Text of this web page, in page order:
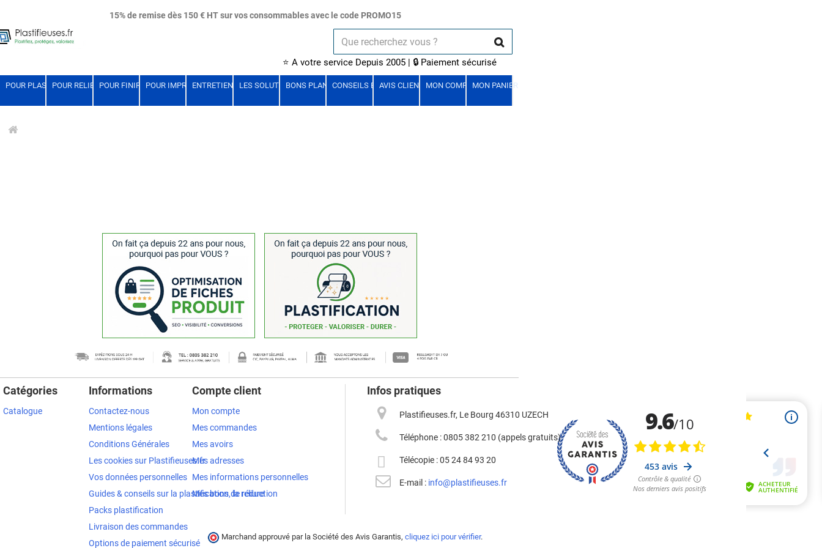
15% de remise dès 150 € HT sur vos consommables avec le code PROMO15
0805 382 210 | 🚚 Livraison 24/48h
⭐ A votre service Depuis 2005 | 🔒 Paiement sécurisé
POUR PLASTIFIERPOUR RELIER POUR FINIR LE DOCUMENTPOUR IMPRIMER VOS DOCUMENTS
ENTRETIEN ET PIECES DETACHEES
LES SOLUTIONS MÉTIER
BONS PLANSCONSEILS ET GUIDES
AVIS CLIENTSMON COMPTEMON PANIER
Catégories
Catalogue
Informations
Contactez-nous
Mentions légales
Conditions Générales
Les cookies sur Plastifieuses.fr
Vos données personnelles
Guides & conseils sur la plastification, la reliure
Packs plastification
Livraison des commandes
Options de paiement sécurisé
Compte client
Mon compte
Mes commandes
Mes avoirs
Mes adresses
Mes informations personnelles
Mes bons de réduction
Infos pratiques
Plastifieuses.fr, Le Bourg 46310 UZECH
Téléphone :0805 382 210 (appels gratuits)
Télécopie :05 24 84 93 20
E-mail : info@plastifieuses.fr
Marchand approuvé par la Société des Avis Garantis, cliquez ici pour vérifier.